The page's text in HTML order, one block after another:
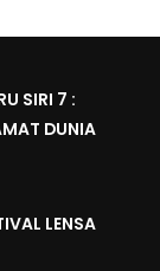
SIRI 7 :
DUNIA
LENSA